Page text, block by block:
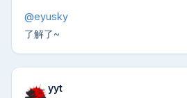
@eyusky
了解了~
yyt